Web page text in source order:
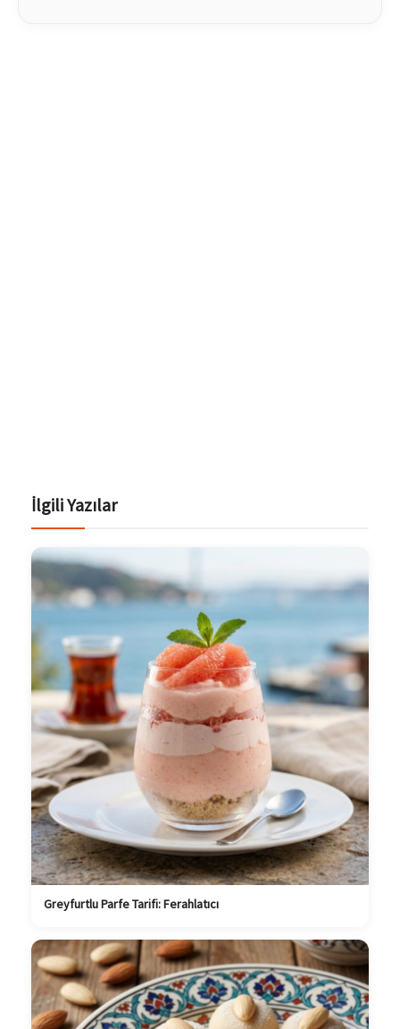
İlgili Yazılar
Greyfurtlu Parfe Tarifi: Ferahlatıcı